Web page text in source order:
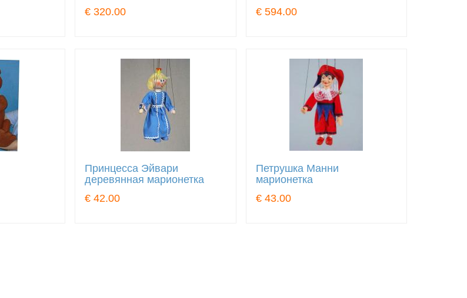
€ 320.00
€ 594.00
Принцесса Эйвари
деревянная марионетка
€ 42.00
Петрушка Манни
марионетка
€ 43.00